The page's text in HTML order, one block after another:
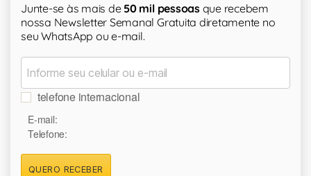
Junte-se às mais de 50 mil pessoasque recebem
nossa Newsletter Semanal Gratuita diretamente no
seu WhatsApp ou e-mail.
telefone internacional
E-mail:
Telefone:
QUERO RECEBER